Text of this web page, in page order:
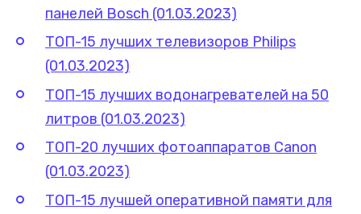
панелей Bosch (01.03.2023)
ТОП-15 лучших телевизоров Philips
(01.03.2023)
ТОП-15 лучших водонагревателей на 50
литров (01.03.2023)
ТОП-20 лучших фотоаппаратов Canon
(01.03.2023)
ТОП-15 лучшей оперативной памяти для